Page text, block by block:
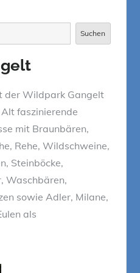
Suchen
der Wildpark Gangelt
faszinierende
mit Braunbären,
Rehe, Wildschweine,
Steinböcke,
Waschbären,
sowie Adler, Milane,
als